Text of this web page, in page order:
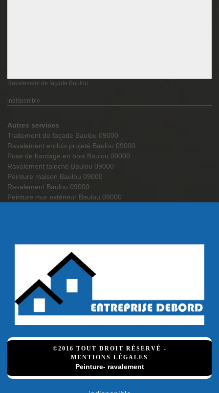
Ravalement de façade Baulou
indisponible
Autres services
Traitement de façade Baulou 09000
Ravalement enduis projeté Baulou 09000
Pose de bardage en bois Baulou 09000
Ravalement taloché Baulou 09000
Peinture maison Baulou 09000
Ravalement Baulou 09000
Peinture mur extérieur Baulou 09000
©2016 TOUT DROIT RÉSERVÉ -
MENTIONS LÉGALES
Peinture- ravalement